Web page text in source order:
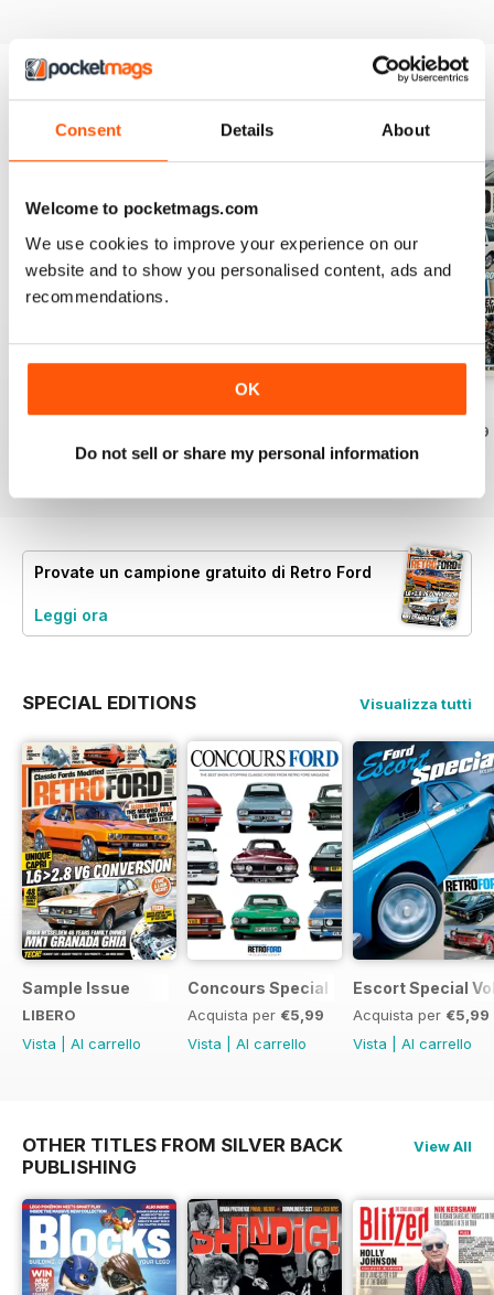
Consent Details About
Welcome to pocketmags.com
We use cookies to improve your experience on our
website and to show you personalised content, ads and
recommendations.
OK
Do not sell or share my personal information
EDIZIONI INDIETRO Visualizza tutti
Al carrello
Vista|Al carrello
€5,99
Vista|Al carrello
Provate un campione gratuito di Retro Ford
Leggi ora
SPECIAL EDITIONS Visualizza tutti
Sample Issue
LIBERO
Vista
Al carrello
Concours Special
Acquista per €5,99
Vista
Al carrello
Escort Special
Acquista per €5,99
Vista
Al carrello
OTHER TITLES FROM SILVER BACK
PUBLISHING
View All